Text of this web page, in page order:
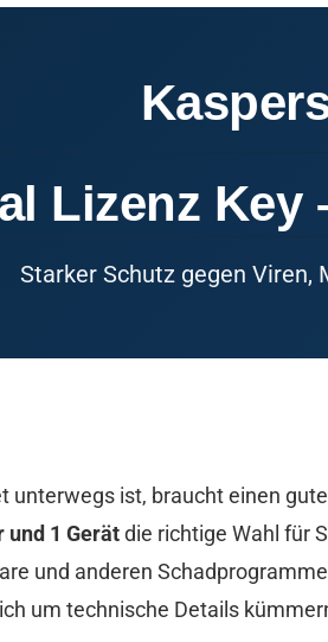
Lizenz Key
Starker Schutz gegen Viren,
unterwegs ist, braucht einen
und 1 Gerätdie richtige Wahl für
und anderen
um technische Details